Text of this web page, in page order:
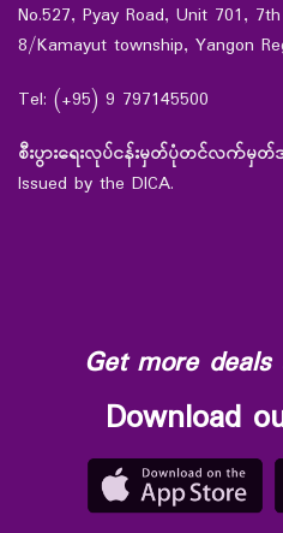
No.527, Pyay Road, Unit 701,
8/Kamayut township, Yangon
Tel: (+95) 9 797145500
စီးပွားရေးလုပ်ငန်းမှတ်ပုံတင်လက်မှ
Issued by the DICA.
Get more
Download